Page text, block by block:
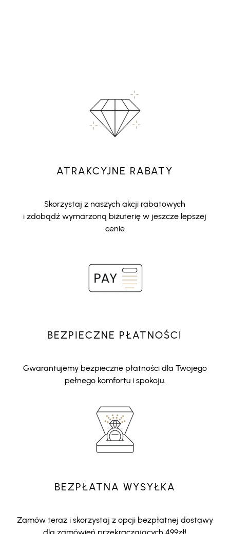
ATRAKCYJNE RABATY
Skorzystaj z naszych akcji rabatowych
i zdobądź wymarzoną biżuterię w jeszcze lepszej
cenie
BEZPIECZNE PŁATNOŚCI
Gwarantujemy bezpieczne płatności dla Twojego
pełnego komfortu i spokoju.
BEZPŁATNA WYSYŁKA
Zamów teraz i skorzystaj z opcji bezpłatnej dostawy